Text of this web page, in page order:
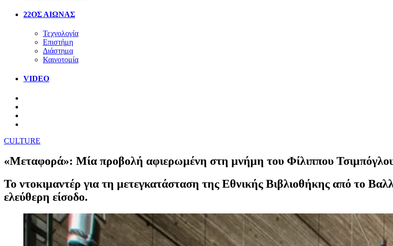
22ΟΣ ΑΙΩΝΑΣ
Τεχνολογία
Επιστήμη
Διάστημα
Καινοτομία
VIDEO
CULTURE
«Μεταφορά»: Μία προβολή αφιερωμένη στη μνήμη του Φίλιππου
Το ντοκιμαντέρ για τη μετεγκατάσταση της Εθνικής Βιβλιοθήκης από το
ελεύθερη είσοδο.